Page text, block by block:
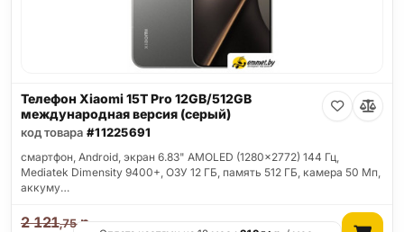
Телефон Xiaomi 15T Pro 12GB/512GB
международная версия (серый)
код товара #11225691
смартфон, Android, экран 6.83" AMOLED (1280x2772) 144 Гц,
Mediatek Dimensity 9400+, ОЗУ 12 ГБ, память 512 ГБ, камера 50 Мп,
аккуму…
2 121,75р.